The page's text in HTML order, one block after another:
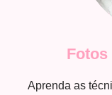
Fotos
Aprenda as